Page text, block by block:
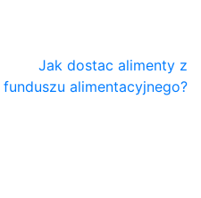
Jak dostac alimenty z
funduszu alimentacyjnego?